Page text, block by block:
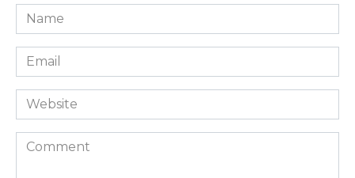
Name
*
Email
*
Website
Comment